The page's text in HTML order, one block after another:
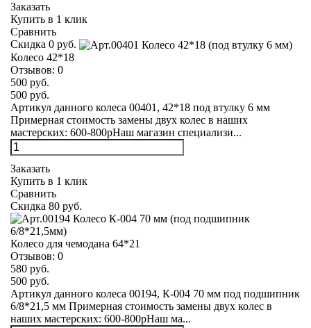
Заказать
Купить в 1 клик
Сравнить
Скидка 0 руб.
Колесо 42*18
Отзывов: 0
500 руб.
500 руб.
Артикул данного колеса 00401, 42*18 под втулку 6 мм
Примерная стоимость замены двух колес в наших
мастерских: 600-800рНаш магазин специализи...
Заказать
Купить в 1 клик
Сравнить
Скидка 80 руб.
Колесо для чемодана 64*21
Отзывов: 0
580 руб.
500 руб.
Артикул данного колеса 00194, К-004 70 мм под подшипник
6/8*21,5 мм Примерная стоимость замены двух колес в
наших мастерских: 600-800рНаш ма...